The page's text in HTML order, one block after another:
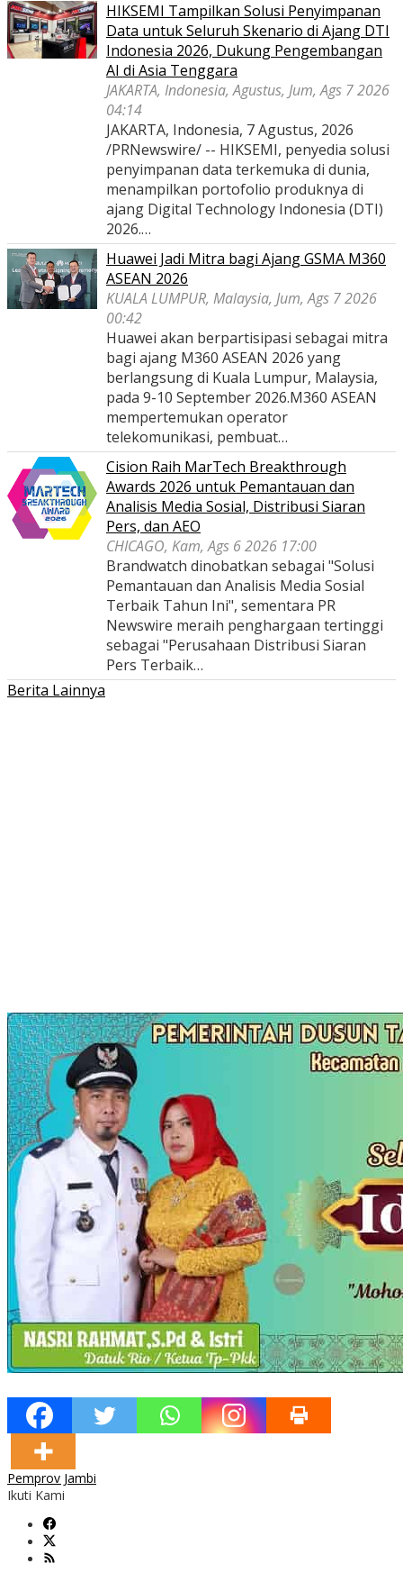
HIKSEMI Tampilkan Solusi Penyimpanan
Data untuk Seluruh Skenario di Ajang DTI
Indonesia 2026, Dukung Pengembangan
AI di Asia Tenggara
JAKARTA, Indonesia, Agustus, Jum, Ags 7 2026
04:14
JAKARTA, Indonesia, 7 Agustus, 2026
/PRNewswire/ -- HIKSEMI, penyedia solusi
penyimpanan data terkemuka di dunia,
menampilkan portofolio produknya di
ajang Digital Technology Indonesia (DTI)
2026.…
Huawei Jadi Mitra bagi Ajang GSMA M360
ASEAN 2026
KUALA LUMPUR, Malaysia, Jum, Ags 7 2026
00:42
Huawei akan berpartisipasi sebagai mitra
bagi ajang M360 ASEAN 2026 yang
berlangsung di Kuala Lumpur, Malaysia,
pada 9-10 September 2026.M360 ASEAN
mempertemukan operator
telekomunikasi, pembuat…
Cision Raih MarTech Breakthrough
Awards 2026 untuk Pemantauan dan
Analisis Media Sosial, Distribusi Siaran
Pers, dan AEO
CHICAGO, Kam, Ags 6 2026 17:00
Brandwatch dinobatkan sebagai "Solusi
Pemantauan dan Analisis Media Sosial
Terbaik Tahun Ini", sementara PR
Newswire meraih penghargaan tertinggi
sebagai "Perusahaan Distribusi Siaran
Pers Terbaik…
Berita Lainnya
Pemprov Jambi
Ikuti Kami